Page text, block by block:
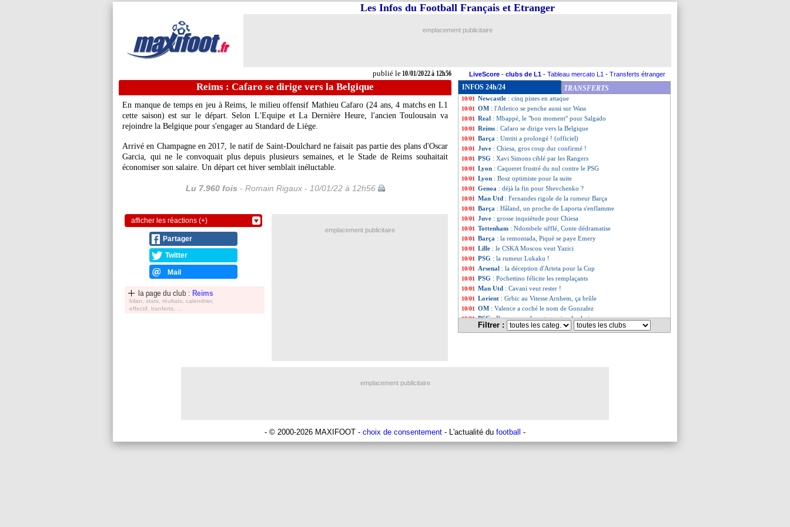
publié le10/01/2022 à 12h56
Les Infos du Football Français et Etranger
emplacement publicitaire
LiveScore - clubs de L1 - Tableau mercato L1 - Transferts étranger
Reims : Cafaro se dirige vers la Belgique
En manque de temps en jeu à Reims, le milieu offensif Mathieu Cafaro (24 ans, 4 matchs en L1
cette saison) est sur le départ. Selon L'Equipe et La Dernière Heure, l'ancien Toulousain va
rejoindre la Belgique pour s'engager au Standard de Liège.
Arrivé en Champagne en 2017, le natif de Saint-Doulchard ne faisait pas partie des plans d'Oscar
Garcia, qui ne le convoquait plus depuis plusieurs semaines, et le Stade de Reims souhaitait
économiser son salaire. Un départ cet hiver semblait inéluctable.
Lu 7.960 fois - Romain Rigaux - 10/01/22 à 12h56
afficher les réactions (+)
Partager
Twitter
Mail
la page du club : Reims
bilan, stats, réultats, calendrier,
effectif, tranferts, ...
INFOS 24h/24 TRANSFERTS
10/01 Barça: Umtiti, une clause pour partir libre ?
10/01 CAN
10/01 PSG: Verratti répond aux critiques
10/01 OM: négociations lancées avec Kolasinac
10/01 Newcastle : cinq pistes en attaque
10/01 OM : l'Atletico se penche aussi sur Wass
10/01 Real : Mbappé, le "bon moment" pour Salgado
10/01 Reims : Cafaro se dirige vers la Belgique
10/01 Barça : Umtiti a prolongé ! (officiel)
10/01 Juve : Chiesa, gros coup dur confirmé !
10/01 PSG : Xavi Simons ciblé par les Rangers
10/01 Lyon : Caqueret frustré du nul contre le PSG
10/01 Lyon : Bosz optimiste pour la suite
10/01 Genoa : déjà la fin pour Shevchenko ?
10/01 Man Utd : Fernandes rigole de la rumeur Barça
10/01 Barça : Håland, un proche de Laporta s'enflamme
10/01 Juve : grosse inquiétude pour Chiesa
10/01 Tottenham : Ndombele sifflé, Conte dédramatise
10/01 Barça : la remontada, Piqué se paye Emery
10/01 Lille : le CSKA Moscou veut Yazici
10/01 PSG : la rumeur Lukaku !
10/01 Arsenal : la déception d'Arteta pour la Cup
10/01 PSG : Pochettino félicite les remplaçants
10/01 Man Utd : Cavani veut rester !
10/01 Lorient : Grbic au Vitesse Arnhem, ça brûle
10/01 OM : Valence a coché le nom de Gonzalez
10/01 PSG: Ramos remplaçant, un simple choix
PSG: Riolo défend Icardi
Filtrer :
emplacement publicitaire
emplacement publicitaire
- © 2000-2026 MAXIFOOT - choix de consentement - L'actualité du football -